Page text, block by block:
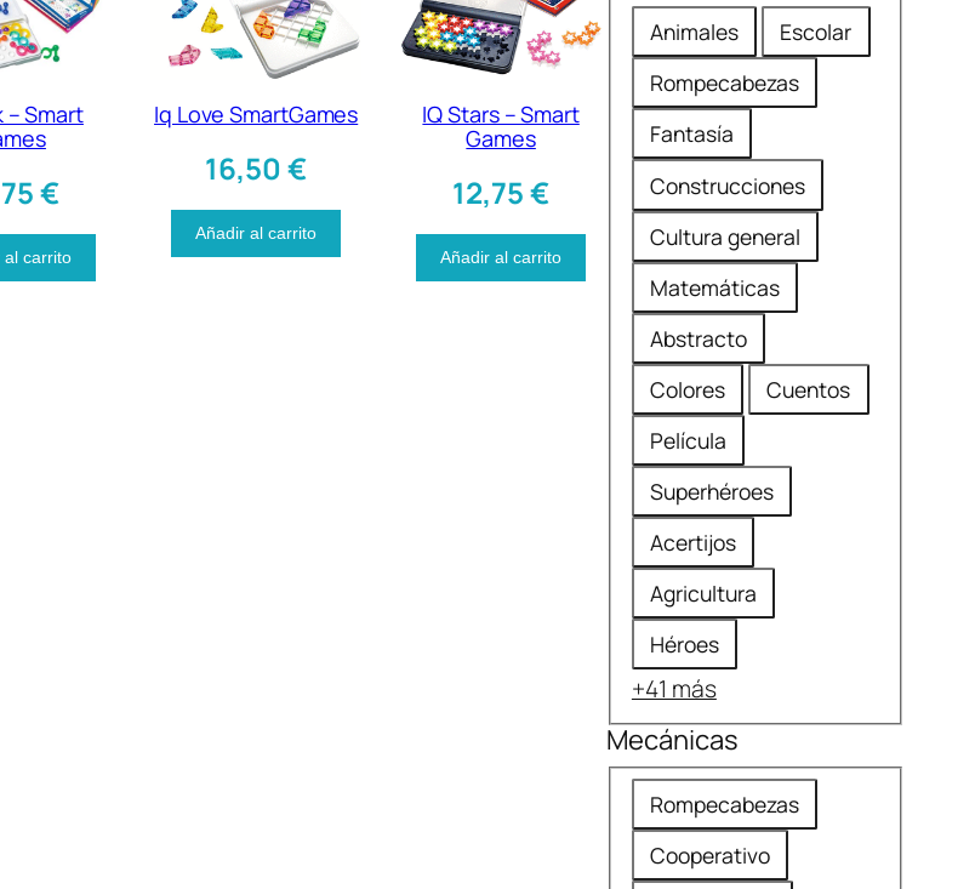
– Smart
€
al carrito
Iq Love SmartGames
16,50€
Añadir al carrito
IQ Stars – Smart
Games
12,75€
Añadir al carrito
d
a
a
e
m
t
i
Animales
Escolar
Rompecabezas
Fantasía
Construcciones
Cultura general
Matemáticas
Abstracto
Colores
Cuentos
Película
Superhéroes
Acertijos
Agricultura
Héroes
+41 más
Mecánicas
M
e
Rompecabezas
Cooperativo